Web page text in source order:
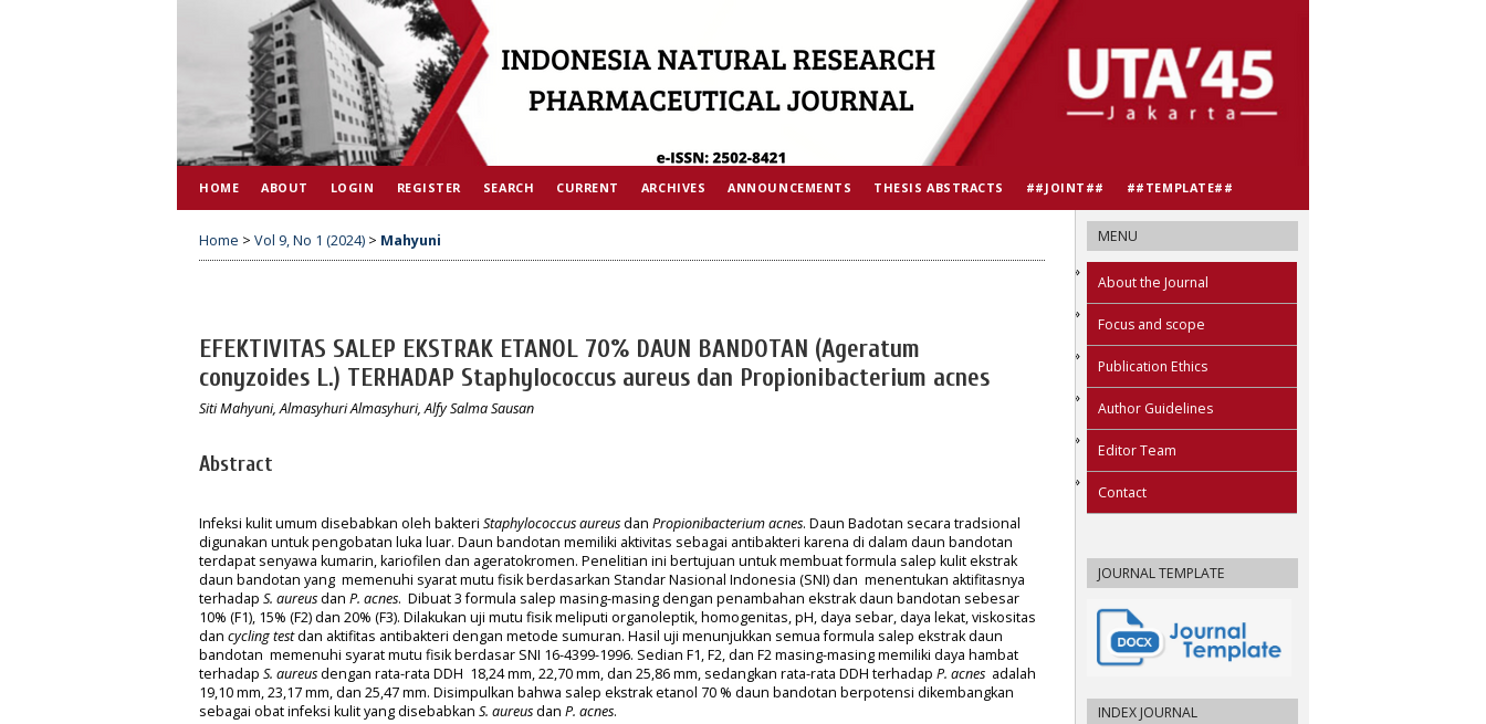
MENU
About the Journal
Focus and scope
Publication Ethics
Author Guidelines
Editor Team
Contact
JOURNAL TEMPLATE
INDEX JOURNAL
HOME ABOUT LOGIN REGISTER SEARCH CURRENT ARCHIVES ANNOUNCEMENTS THESIS ABSTRACTS ##JOINT## ##TEMPLATE##
Home > Vol 9, No 1 (2024) > Mahyuni
EFEKTIVITAS SALEP EKSTRAK ETANOL 70% DAUN BANDOTAN (Ageratum
conyzoides L.) TERHADAP Staphylococcus aureus dan Propionibacterium acnes
Siti Mahyuni, Almasyhuri Almasyhuri, Alfy Salma Sausan
Abstract
Infeksi kulit umum disebabkan oleh bakteri Staphylococcus aureusdan Propionibacterium acnes. Daun Badotan secara tradsional
digunakan untuk pengobatan luka luar. Daun bandotan memiliki aktivitas sebagai antibakteri karena di dalam daun bandotan
terdapat senyawa kumarin, kariofilen dan ageratokromen. Penelitian ini bertujuan untuk membuat formula salep kulit ekstrak
daun bandotan yang memenuhi syarat mutu fisik berdasarkan Standar Nasional Indonesia (SNI) dan menentukan aktifitasnya
terhadap S. aureusdan P. acnes. Dibuat 3 formula salep masing-masing dengan penambahan ekstrak daun bandotan sebesar
10% (F1), 15% (F2) dan 20% (F3). Dilakukan uji mutu fisik meliputi organoleptik, homogenitas, pH, daya sebar, daya lekat, viskositas
dan cycling testdan aktifitas antibakteri dengan metode sumuran. Hasil uji menunjukkan semua formula salep ekstrak daun
bandotan memenuhi syarat mutu fisik berdasar SNI 16-4399-1996. Sedian F1, F2, dan F2 masing-masing memiliki daya hambat
terhadap S. aureusdengan rata-rata DDH 18,24 mm, 22,70 mm, dan 25,86 mm, sedangkan rata-rata DDH terhadap P. acnes adalah
19,10 mm, 23,17 mm, dan 25,47 mm. Disimpulkan bahwa salep ekstrak etanol 70 % daun bandotan berpotensi dikembangkan
sebagai obat infeksi kulit yang disebabkan S. aureusdan P. acnes.